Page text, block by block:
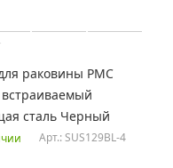
раковины РМС
встраиваемый
сталь Черный
Арт.: SUS129BL-4